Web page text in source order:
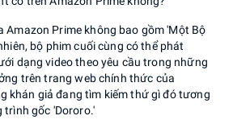
Amazon Prime không bao gồm 'Một Bộ
bộ phim cuối cùng có thể phát
dạng video theo yêu cầu trong những
trên trang web chính thức của
khán giả đang tìm kiếm thứ gì đó tương
trình gốc 'Dororo.'